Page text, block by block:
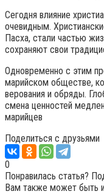
Сегодня влияние
очевидным.
Пасха, стали частью
сохраняют свои
Одновременно с этим
марийском обществе,
верования и обряды.
смена ценностей
марийцев
Поделиться с друзьями
0
Понравилась статья?
Вам также может быть